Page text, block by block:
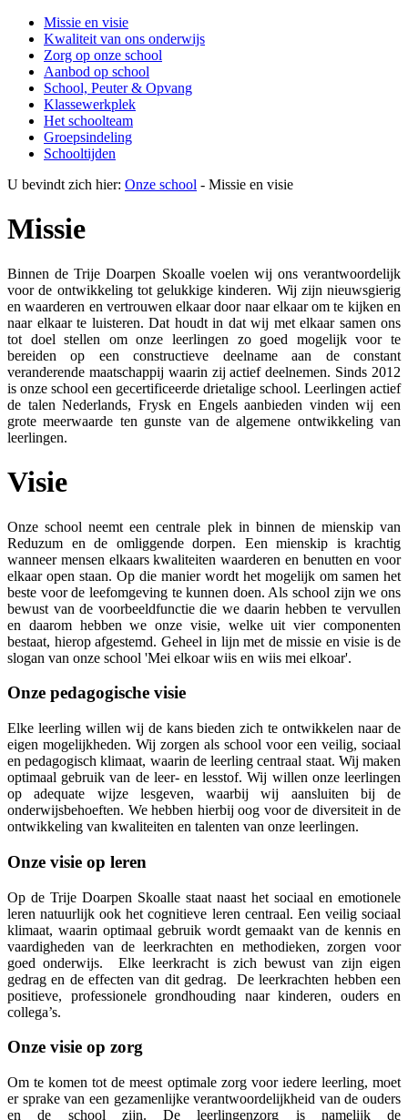
Missie en visie
Kwaliteit van ons onderwijs
Zorg op onze school
Aanbod op school
School, Peuter & Opvang
Klassewerkplek
Het schoolteam
Groepsindeling
Schooltijden
U bevindt zich hier: Onze school - Missie en visie
Missie
Binnen de Trije Doarpen Skoalle voelen wij ons verantwoordelijk
voor de ontwikkeling tot gelukkige kinderen. Wij zijn nieuwsgierig
en waarderen en vertrouwen elkaar door naar elkaar om te kijken en
naar elkaar te luisteren. Dat houdt in dat wij met elkaar samen ons
tot doel stellen om onze leerlingen zo goed mogelijk voor te
bereiden op een constructieve deelname aan de constant
veranderende maatschappij waarin zij actief deelnemen. Sinds 2012
is onze school een gecertificeerde drietalige school. Leerlingen actief
de talen Nederlands, Frysk en Engels aanbieden vinden wij een
grote meerwaarde ten gunste van de algemene ontwikkeling van
leerlingen.
Visie
Onze school neemt een centrale plek in binnen de mienskip van
Reduzum en de omliggende dorpen. Een mienskip is krachtig
wanneer mensen elkaars kwaliteiten waarderen en benutten en voor
elkaar open staan. Op die manier wordt het mogelijk om samen het
beste voor de leefomgeving te kunnen doen. Als school zijn we ons
bewust van de voorbeeldfunctie die we daarin hebben te vervullen
en daarom hebben we onze visie, welke uit vier componenten
bestaat, hierop afgestemd. Geheel in lijn met de missie en visie is de
slogan van onze school 'Mei elkoar wiis en wiis mei elkoar'.
Onze pedagogische visie
Elke leerling willen wij de kans bieden zich te ontwikkelen naar de
eigen mogelijkheden. Wij zorgen als school voor een veilig, sociaal
en pedagogisch klimaat, waarin de leerling centraal staat. Wij maken
optimaal gebruik van de leer- en lesstof. Wij willen onze leerlingen
op adequate wijze lesgeven, waarbij wij aansluiten bij de
onderwijsbehoeften. We hebben hierbij oog voor de diversiteit in de
ontwikkeling van kwaliteiten en talenten van onze leerlingen.
Onze visie op leren
Op de Trije Doarpen Skoalle staat naast het sociaal en emotionele
leren natuurlijk ook het cognitieve leren centraal. Een veilig sociaal
klimaat, waarin optimaal gebruik wordt gemaakt van de kennis en
vaardigheden van de leerkrachten en methodieken, zorgen voor
goed onderwijs. Elke leerkracht is zich bewust van zijn eigen
gedrag en de effecten van dit gedrag. De leerkrachten hebben een
positieve, professionele grondhouding naar kinderen, ouders en
collega’s.
Onze visie op zorg
Om te komen tot de meest optimale zorg voor iedere leerling, moet
er sprake van een gezamenlijke verantwoordelijkheid van de ouders
en de school zijn. De leerlingenzorg is namelijk de